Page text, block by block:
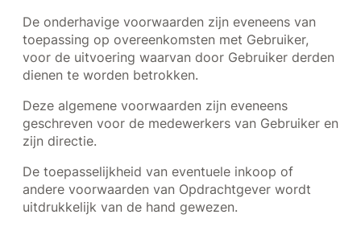
De onderhavige voorwaarden zijn eveneens van
toepassing op overeenkomsten met Gebruiker,
voor de uitvoering waarvan door Gebruiker derden
dienen te worden betrokken.
Deze algemene voorwaarden zijn eveneens
geschreven voor de medewerkers van Gebruiker en
zijn directie.
De toepasselijkheid van eventuele inkoop­ of
andere voorwaarden van Opdrachtgever wordt
uitdrukkelijk van de hand gewezen.